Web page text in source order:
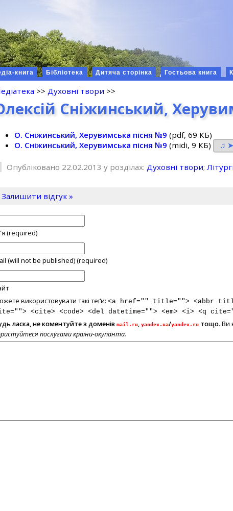
книга Бібліотека Дитяча сторінка Гостьова книга
>>Духовні твори >>
Сніжинський,
О. Сніжинський, Херувимська пісня №9 (pdf, 69 КБ)
О. Сніжинський, Херувимська пісня №9 (midi, 9 КБ) ♫ ➤
Опубліковано 22.02.2013 у розділах: Духовні твори;
Залишити відгук »
(required)
(will not be published) (required)
використовувати такі теґи:<a href="" title=""> <abbr
<cite> <code> <del datetime=""> <em> <i> <q
ласка, не коментуйте з доменівmail.ru,yandex.ua/yandex.ru тощо. Ви
послугами країни-окупанта.